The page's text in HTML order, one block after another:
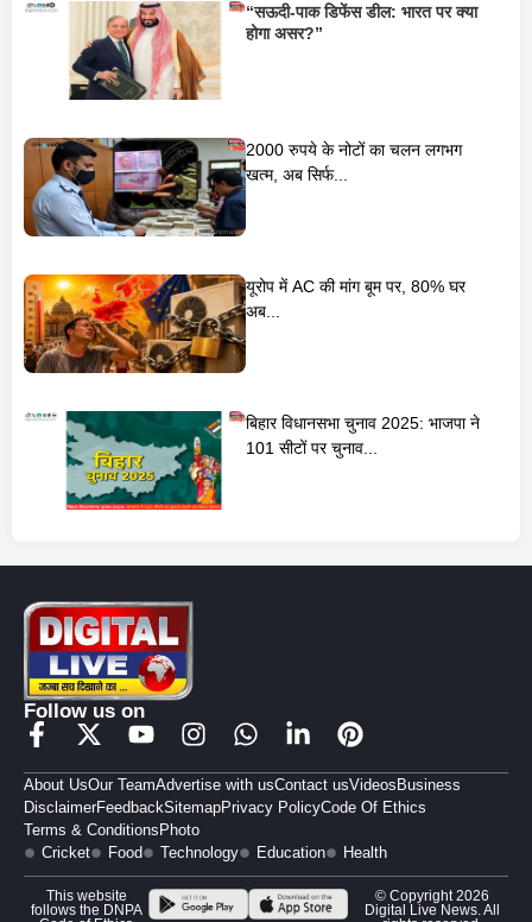
“सऊदी-पाक डिफेंस डील: भारत पर क्या
होगा असर?”
2000 रुपये के नोटों का चलन लगभग
खत्म, अब सिर्फ...
यूरोप में AC की मांग बूम पर, 80% घर
अब...
बिहार विधानसभा चुनाव 2025: भाजपा ने
101 सीटों पर चुनाव...
Follow us on
About UsOur TeamAdvertise with usContact usVideos Business
DisclaimerFeedbackSitemapPrivacy PolicyCode Of Ethics
Terms & Conditions Photo
Cricket
Food Technology Education Health
This website
follows the DNPA
© Copyright 2026
Digital Live News. All